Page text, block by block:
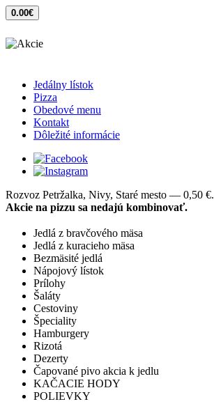
0.00€
Jedálny lístok
Pizza
Obedové menu
Kontakt
Dôležité informácie
Rozvoz Petržalka, Nivy, Staré mesto — 0,50 €.
Akcie na pizzu sa nedajú kombinovať.
Jedlá z bravčového mäsa
Jedlá z kuracieho mäsa
Bezmäsité jedlá
Nápojový lístok
Prílohy
Šaláty
Cestoviny
Špeciality
Hamburgery
Rizotá
Dezerty
Čapované pivo akcia k jedlu
KAČACIE HODY
POLIEVKY